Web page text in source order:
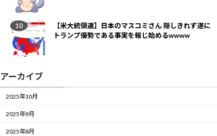
【米大統領選】日本のマスコミさん 隠しきれず遂に
トランプ優勢である事実を報じ始めるwwww
アーカイブ
2025年10月
2025年9月
2025年8月